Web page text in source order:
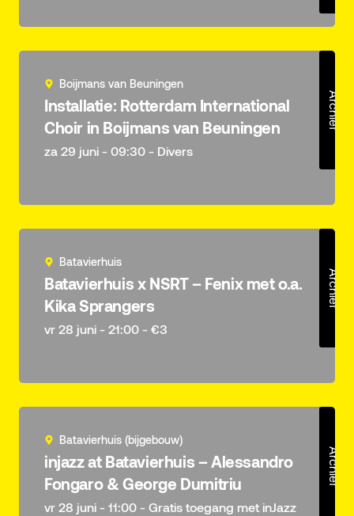
Archief
Boijmans van Beuningen
Installatie: Rotterdam International
Choir in Boijmans van Beuningen
za 29 juni - 09:30 - Divers
Archief
Batavierhuis
Batavierhuis x NSRT – Fenix met o.a.
Kika Sprangers
vr 28 juni - 21:00 - €3
Archief
Batavierhuis (bijgebouw)
injazz at Batavierhuis – Alessandro
Fongaro & George Dumitriu
vr 28 juni - 11:00 - Gratis toegang met inJazz